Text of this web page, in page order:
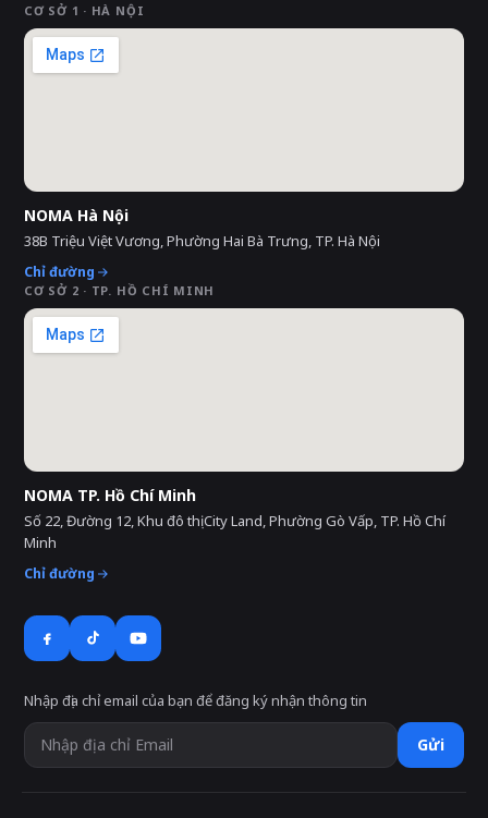
CƠ SỞ 1 · HÀ NỘI
NOMA Hà Nội
38B Triệu Việt Vương, Phường Hai Bà Trưng, TP. Hà Nội
Chỉ đường
CƠ SỞ 2 · TP. HỒ CHÍ MINH
NOMA TP. Hồ Chí Minh
Số 22, Đường 12, Khu đô thị City Land, Phường Gò Vấp, TP. Hồ Chí
Minh
Chỉ đường
Nhập địa chỉ email của bạn để đăng ký nhận thông tin
Gửi